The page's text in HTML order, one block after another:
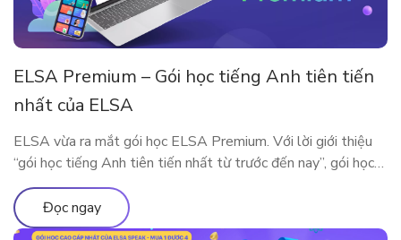
ELSA Premium – Gói học tiếng Anh tiên tiến
nhất của ELSA
ELSA vừa ra mắt gói học ELSA Premium. Với lời giới thiệu
“gói học tiếng Anh tiên tiến nhất từ trước đến nay”, gói học
này bao gồm những gì?
Đọc ngay